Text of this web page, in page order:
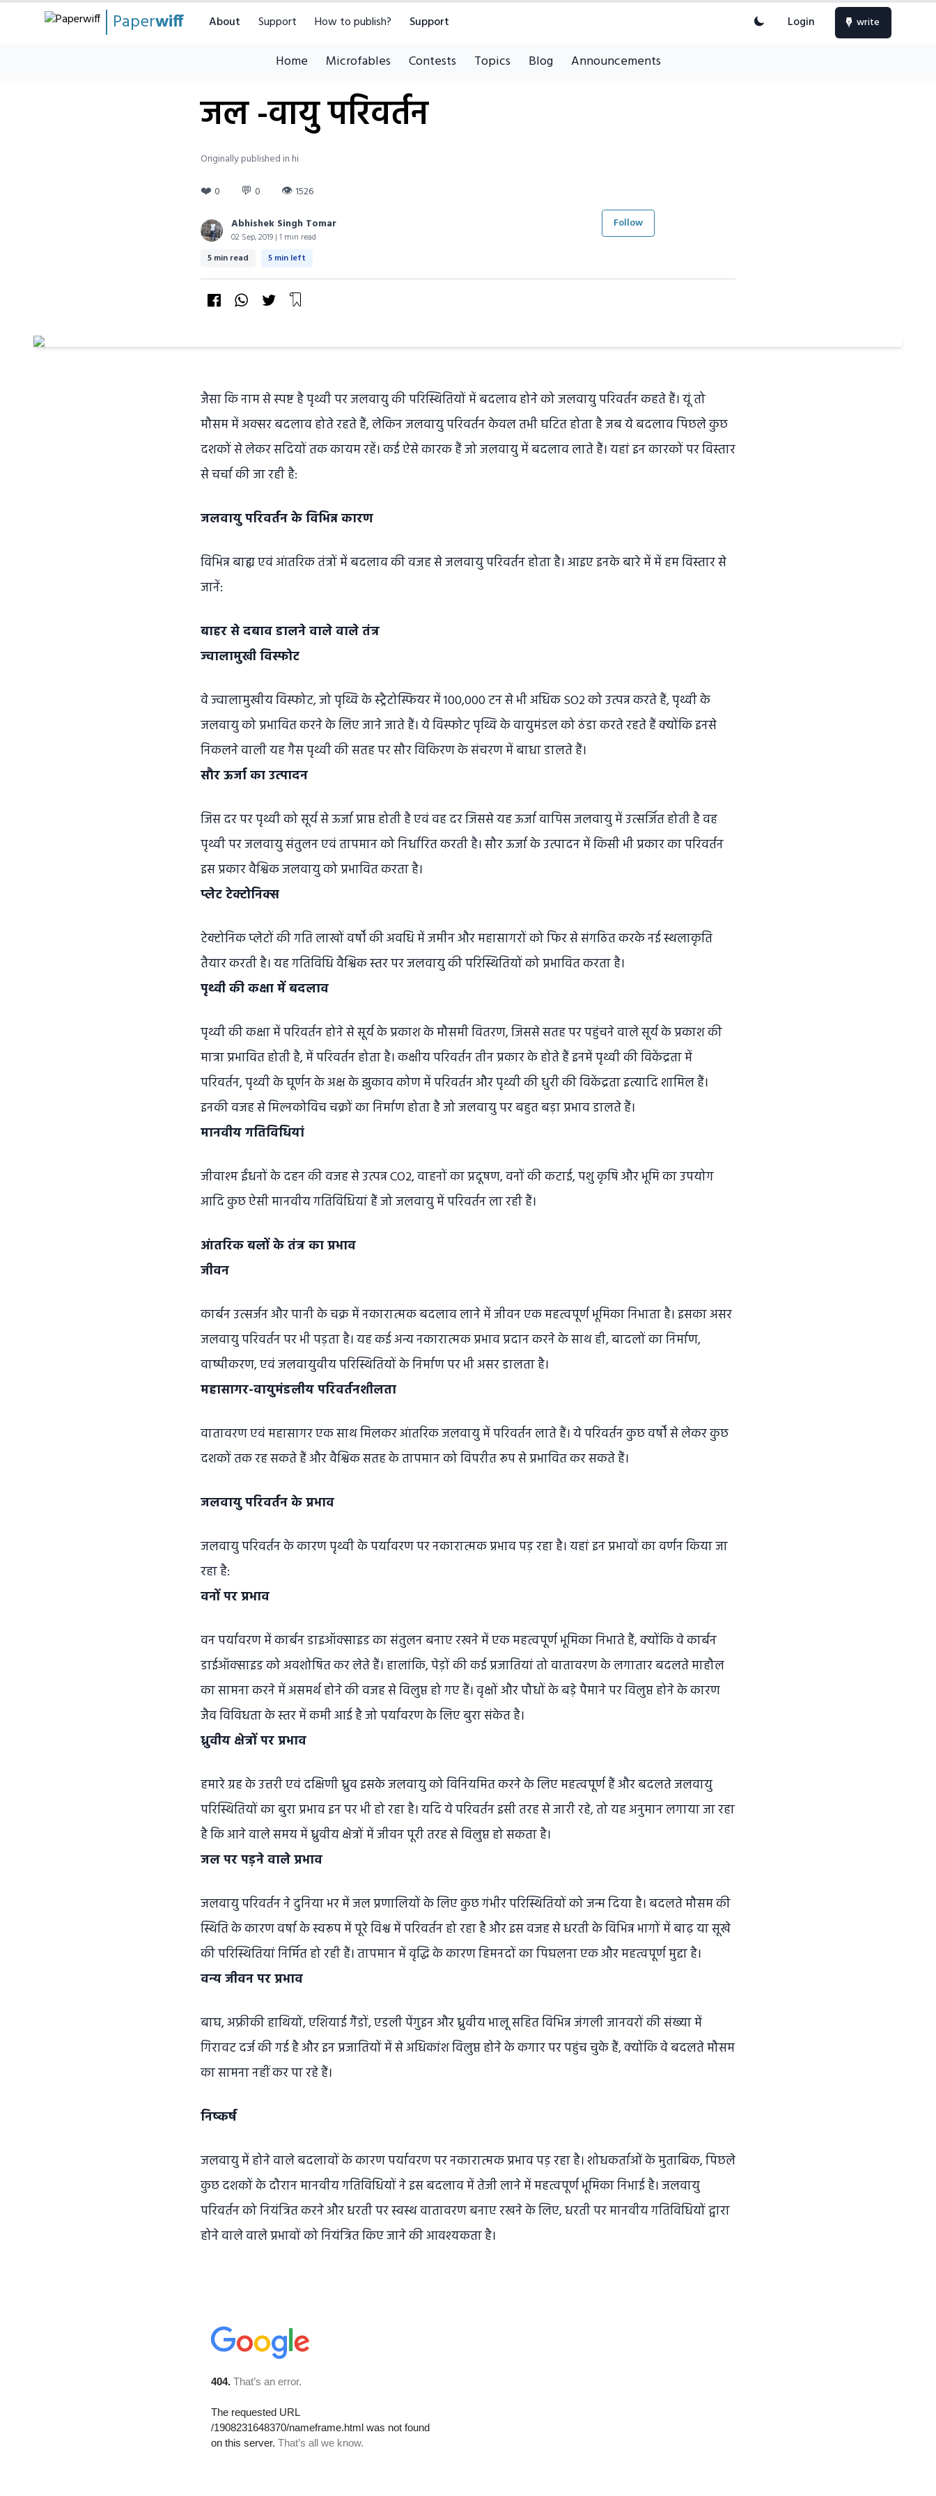
Paperwiff About Support How to publish? Support Login write
Home Microfables Contests Topics Blog Announcements
जल -वायु परिवर्तन
Originally published in hi
❤️ 0 💬 0 👁 1526
Abhishek Singh Tomar
02 Sep, 2019 | 1 min read
Follow
5 min read 5 min left
जैसा कि नाम से स्पष्ट है पृथ्वी पर जलवायु की परिस्थितियों में बदलाव होने को जलवायु परिवर्तन कहते हैं। यूं तो
मौसम में अक्सर बदलाव होते रहते हैं, लेकिन जलवायु परिवर्तन केवल तभी घटित होता है जब ये बदलाव पिछले कुछ
दशकों से लेकर सदियों तक कायम रहें। कई ऐसे कारक हैं जो जलवायु में बदलाव लाते हैं। यहां इन कारकों पर विस्तार
से चर्चा की जा रही है:
जलवायु परिवर्तन के विभिन्न कारण
विभिन्न बाह्य एवं आंतरिक तंत्रों में बदलाव की वजह से जलवायु परिवर्तन होता है। आइए इनके बारे में में हम विस्तार से
जानें:
बाहर से दबाव डालने वाले वाले तंत्र
ज्वालामुखी विस्फोट
वे ज्वालामुखीय विस्फोट, जो पृथ्वि के स्ट्रैटोस्फियर में 100,000 टन से भी अधिक SO2 को उत्पन्न करते हैं, पृथ्वी के
जलवायु को प्रभावित करने के लिए जाने जाते हैं। ये विस्फोट पृथ्वि के वायुमंडल को ठंडा करते रहते हैं क्योंकि इनसे
निकलने वाली यह गैस पृथ्वी की सतह पर सौर विकिरण के संचरण में बाधा डालते हैं।
सौर ऊर्जा का उत्पादन
जिस दर पर पृथ्वी को सूर्य से ऊर्जा प्राप्त होती है एवं वह दर जिससे यह ऊर्जा वापिस जलवायु में उत्सर्जित होती है वह
पृथ्वी पर जलवायु संतुलन एवं तापमान को निर्धारित करती है। सौर ऊर्जा के उत्पादन में किसी भी प्रकार का परिवर्तन
इस प्रकार वैश्विक जलवायु को प्रभावित करता है।
प्लेट टेक्टोनिक्स
टेक्टोनिक प्लेटों की गति लाखों वर्षों की अवधि में जमीन और महासागरों को फिर से संगठित करके नई स्थलाकृति
तैयार करती है। यह गतिविधि वैश्विक स्तर पर जलवायु की परिस्थितियों को प्रभावित करता है।
पृथ्वी की कक्षा में बदलाव
पृथ्वी की कक्षा में परिवर्तन होने से सूर्य के प्रकाश के मौसमी वितरण, जिससे सतह पर पहुंचने वाले सूर्य के प्रकाश की
मात्रा प्रभावित होती है, में परिवर्तन होता है। कक्षीय परिवर्तन तीन प्रकार के होते हैं इनमें पृथ्वी की विकेंद्रता में
परिवर्तन, पृथ्वी के घूर्णन के अक्ष के झुकाव कोण में परिवर्तन और पृथ्वी की धुरी की विकेंद्रता इत्यादि शामिल हैं।
इनकी वजह से मिल्नकोविच चक्रों का निर्माण होता है जो जलवायु पर बहुत बड़ा प्रभाव डालते हैं।
मानवीय गतिविधियां
जीवाश्म ईंधनों के दहन की वजह से उत्पन्न CO2, वाहनों का प्रदूषण, वनों की कटाई, पशु कृषि और भूमि का उपयोग
आदि कुछ ऐसी मानवीय गतिविधियां हैं जो जलवायु में परिवर्तन ला रही हैं।
आंतरिक बलों के तंत्र का प्रभाव
जीवन
कार्बन उत्सर्जन और पानी के चक्र में नकारात्मक बदलाव लाने में जीवन एक महत्वपूर्ण भूमिका निभाता है। इसका असर
जलवायु परिवर्तन पर भी पड़ता है। यह कई अन्य नकारात्मक प्रभाव प्रदान करने के साथ ही, बादलों का निर्माण,
वाष्पीकरण, एवं जलवायुवीय परिस्थितियों के निर्माण पर भी असर डालता है।
महासागर-वायुमंडलीय परिवर्तनशीलता
वातावरण एवं महासागर एक साथ मिलकर आंतरिक जलवायु में परिवर्तन लाते हैं। ये परिवर्तन कुछ वर्षों से लेकर कुछ
दशकों तक रह सकते हैं और वैश्विक सतह के तापमान को विपरीत रूप से प्रभावित कर सकते हैं।
जलवायु परिवर्तन के प्रभाव
जलवायु परिवर्तन के कारण पृथ्वी के पर्यावरण पर नकारात्मक प्रभाव पड़ रहा है। यहां इन प्रभावों का वर्णन किया जा
रहा है:
वनों पर प्रभाव
वन पर्यावरण में कार्बन डाइऑक्साइड का संतुलन बनाए रखने में एक महत्वपूर्ण भूमिका निभाते हैं, क्योंकि वे कार्बन
डाईऑक्साइड को अवशोषित कर लेते हैं। हालांकि, पेड़ों की कई प्रजातियां तो वातावरण के लगातार बदलते माहौल
का सामना करने में असमर्थ होने की वजह से विलुप्त हो गए हैं। वृक्षों और पौधों के बड़े पैमाने पर विलुप्त होने के कारण
जैव विविधता के स्तर में कमी आई है जो पर्यावरण के लिए बुरा संकेत है।
ध्रुवीय क्षेत्रों पर प्रभाव
हमारे ग्रह के उत्तरी एवं दक्षिणी ध्रुव इसके जलवायु को विनियमित करने के लिए महत्वपूर्ण हैं और बदलते जलवायु
परिस्थितियों का बुरा प्रभाव इन पर भी हो रहा है। यदि ये परिवर्तन इसी तरह से जारी रहे, तो यह अनुमान लगाया जा रहा
है कि आने वाले समय में ध्रुवीय क्षेत्रों में जीवन पूरी तरह से विलुप्त हो सकता है।
जल पर पड़ने वाले प्रभाव
जलवायु परिवर्तन ने दुनिया भर में जल प्रणालियों के लिए कुछ गंभीर परिस्थितियों को जन्म दिया है। बदलते मौसम की
स्थिति के कारण वर्षा के स्वरूप में पूरे विश्व में परिवर्तन हो रहा है और इस वजह से धरती के विभिन्न भागों में बाढ़ या सूखे
की परिस्थितियां निर्मित हो रही हैं। तापमान में वृद्धि के कारण हिमनदों का पिघलना एक और महत्वपूर्ण मुद्दा है।
वन्य जीवन पर प्रभाव
बाघ, अफ्रीकी हाथियों, एशियाई गैंडों, एडली पेंगुइन और ध्रुवीय भालू सहित विभिन्न जंगली जानवरों की संख्या में
गिरावट दर्ज की गई है और इन प्रजातियों में से अधिकांश विलुप्त होने के कगार पर पहुंच चुके हैं, क्योंकि वे बदलते मौसम
का सामना नहीं कर पा रहे हैं।
निष्कर्ष
जलवायु में होने वाले बदलावों के कारण पर्यावरण पर नकारात्मक प्रभाव पड़ रहा है। शोधकर्ताओं के मुताबिक, पिछले
कुछ दशकों के दौरान मानवीय गतिविधियों ने इस बदलाव में तेजी लाने में महत्वपूर्ण भूमिका निभाई है। जलवायु
परिवर्तन को नियंत्रित करने और धरती पर स्वस्थ वातावरण बनाए रखने के लिए, धरती पर मानवीय गतिविधियों द्वारा
होने वाले वाले प्रभावों को नियंत्रित किए जाने की आवश्यकता है।